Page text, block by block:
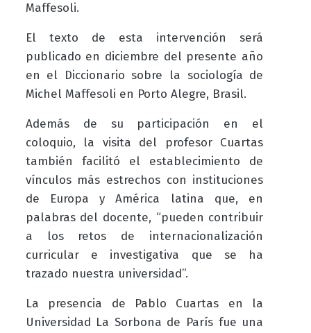
Maffesoli.
El texto de esta intervención será
publicado en diciembre del presente año
en el Diccionario sobre la sociología de
Michel Maffesoli en Porto Alegre, Brasil.
Además de su participación en el
coloquio, la visita del profesor Cuartas
también facilitó el establecimiento de
vínculos más estrechos con instituciones
de Europa y América latina que, en
palabras del docente, “pueden contribuir
a los retos de internacionalización
curricular e investigativa que se ha
trazado nuestra universidad”.
La presencia de Pablo Cuartas en la
Universidad La Sorbona de París fue una